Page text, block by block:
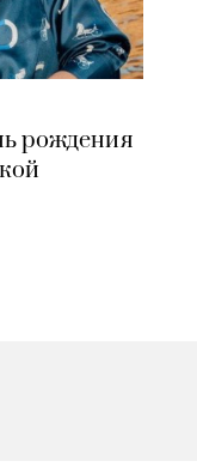
рождения